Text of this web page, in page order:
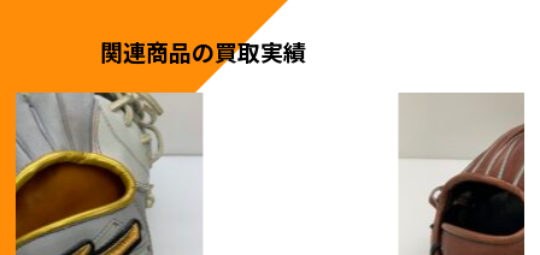
関連商品の買取実績